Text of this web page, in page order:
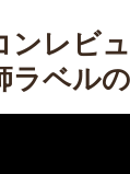
ンレビ
ラベル